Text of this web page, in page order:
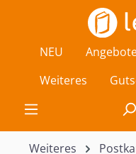
Zum Hauptinhalt
NEU
Weiteres
Weiteres